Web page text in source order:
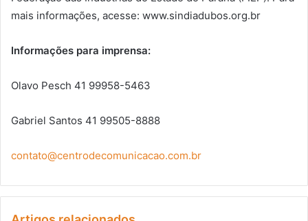
mais informações, acesse: www.sindiadubos.org.br
Informações para imprensa:
Olavo Pesch 41 99958-5463
Gabriel Santos 41 99505-8888
contato@centrodecomunicacao.com.br